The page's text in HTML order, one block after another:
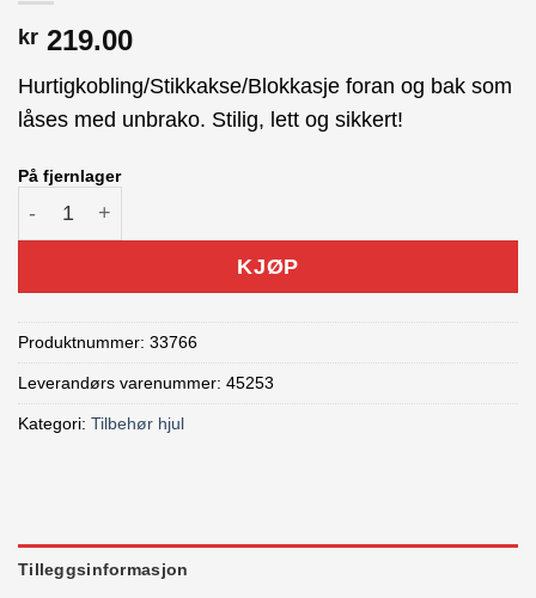
kr 219.00
Hurtigkobling/Stikkakse/Blokkasje foran og bak som
låses med unbrako. Stilig, lett og sikkert!
På fjernlager
BBB Wheelfixed Hurtigkobling Sett antall
KJØP
Produktnummer: 33766
Leverandørs varenummer: 45253
Kategori: Tilbehør hjul
Tilleggsinformasjon